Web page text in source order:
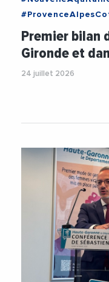
Premier bilan
Gironde et
24 juillet 2026